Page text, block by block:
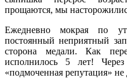
прощаются, мы
Ежедневно мокрая по
постоянный неприятный
сторона медали. Как
исполнилось 5 лет!
«подмоченная репутация» не